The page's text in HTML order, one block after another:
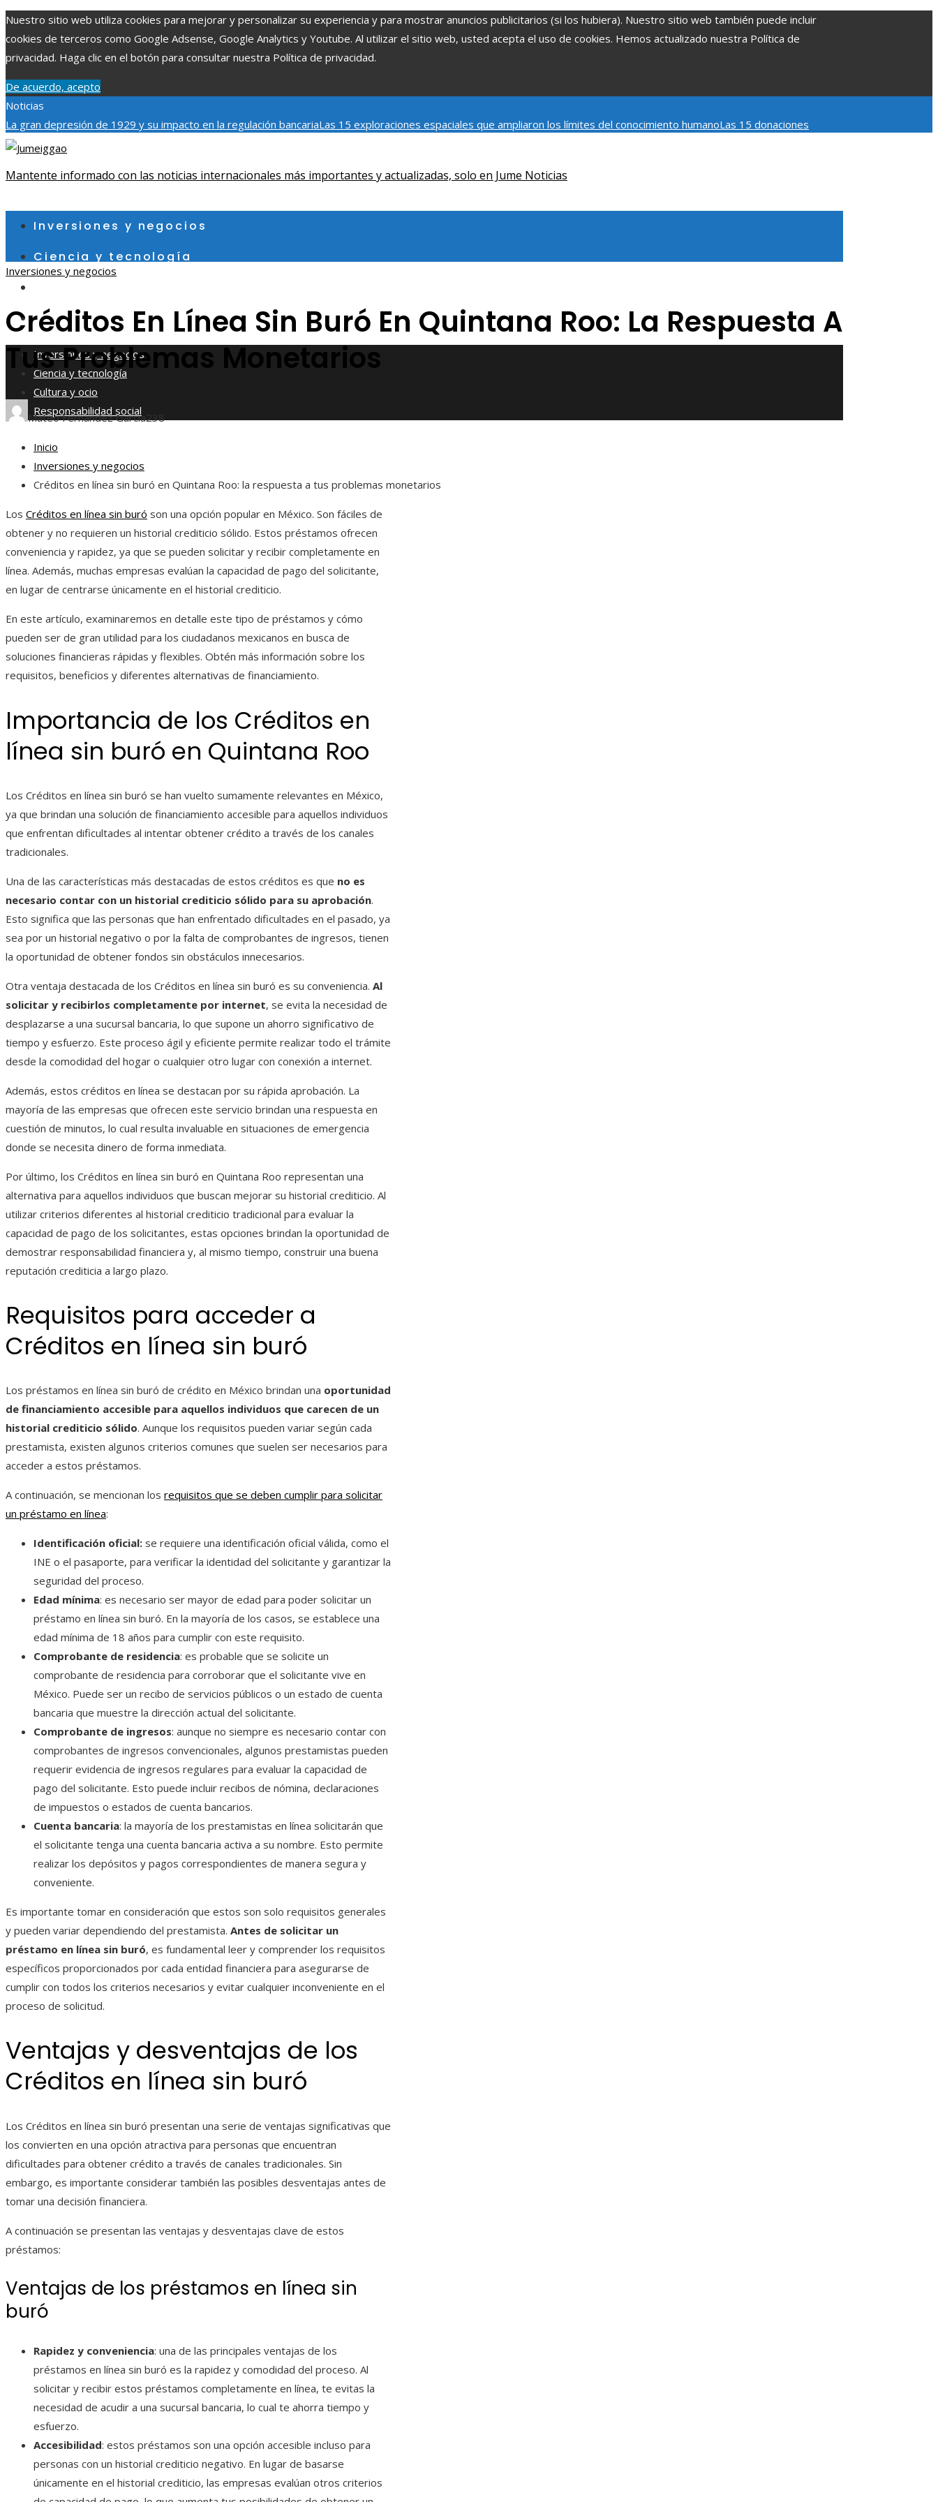
Nuestro sitio web utiliza cookies para mejorar y personalizar su experiencia y para mostrar anuncios publicitarios (si los hubiera). Nuestro sitio web también puede incluir
cookies de terceros como Google Adsense, Google Analytics y Youtube. Al utilizar el sitio web, usted acepta el uso de cookies. Hemos actualizado nuestra Política de
privacidad. Haga clic en el botón para consultar nuestra Política de privacidad.
De acuerdo, acepto
Noticias
La gran depresión de 1929 y su impacto en la regulación bancariaLas 15 exploraciones espaciales que ampliaron los límites del conocimiento humanoLas 15 donaciones
individuales más grandes y su impacto en la ciencia y tecnología
jueves, agosto 6
Mantente informado con las noticias internacionales más importantes y actualizadas, solo en Jume Noticias
Inversiones y negocios
Ciencia y tecnología
Responsabilidad social
Inversiones y negocios
Ciencia y tecnología
Cultura y ocio
Responsabilidad social
Inversiones y negocios
Créditos En Línea Sin Buró En Quintana Roo: La Respuesta A
Tus Problemas Monetarios
Mateo Fernández García238
Inicio
Inversiones y negocios
Créditos en línea sin buró en Quintana Roo: la respuesta a tus problemas monetarios
Los Créditos en línea sin buró son una opción popular en México. Son fáciles de
obtener y no requieren un historial crediticio sólido. Estos préstamos ofrecen
conveniencia y rapidez, ya que se pueden solicitar y recibir completamente en
línea. Además, muchas empresas evalúan la capacidad de pago del solicitante,
en lugar de centrarse únicamente en el historial crediticio.
En este artículo, examinaremos en detalle este tipo de préstamos y cómo
pueden ser de gran utilidad para los ciudadanos mexicanos en busca de
soluciones financieras rápidas y flexibles. Obtén más información sobre los
requisitos, beneficios y diferentes alternativas de financiamiento.
Importancia de los Créditos en
línea sin buró en Quintana Roo
Los Créditos en línea sin buró se han vuelto sumamente relevantes en México,
ya que brindan una solución de financiamiento accesible para aquellos individuos
que enfrentan dificultades al intentar obtener crédito a través de los canales
tradicionales.
Una de las características más destacadas de estos créditos es que no es
necesario contar con un historial crediticio sólido para su aprobación.
Esto significa que las personas que han enfrentado dificultades en el pasado, ya
sea por un historial negativo o por la falta de comprobantes de ingresos, tienen
la oportunidad de obtener fondos sin obstáculos innecesarios.
Otra ventaja destacada de los Créditos en línea sin buró es su conveniencia. Al
solicitar y recibirlos completamente por internet, se evita la necesidad de
desplazarse a una sucursal bancaria, lo que supone un ahorro significativo de
tiempo y esfuerzo. Este proceso ágil y eficiente permite realizar todo el trámite
desde la comodidad del hogar o cualquier otro lugar con conexión a internet.
Además, estos créditos en línea se destacan por su rápida aprobación. La
mayoría de las empresas que ofrecen este servicio brindan una respuesta en
cuestión de minutos, lo cual resulta invaluable en situaciones de emergencia
donde se necesita dinero de forma inmediata.
Por último, los Créditos en línea sin buró en Quintana Roo representan una
alternativa para aquellos individuos que buscan mejorar su historial crediticio. Al
utilizar criterios diferentes al historial crediticio tradicional para evaluar la
capacidad de pago de los solicitantes, estas opciones brindan la oportunidad de
demostrar responsabilidad financiera y, al mismo tiempo, construir una buena
reputación crediticia a largo plazo.
Requisitos para acceder a
Créditos en línea sin buró
Los préstamos en línea sin buró de crédito en México brindan una oportunidad
de financiamiento accesible para aquellos individuos que carecen de un
historial crediticio sólido. Aunque los requisitos pueden variar según cada
prestamista, existen algunos criterios comunes que suelen ser necesarios para
acceder a estos préstamos.
A continuación, se mencionan los requisitos que se deben cumplir para solicitar
un préstamo en línea:
Identificación oficial: se requiere una identificación oficial válida, como el
INE o el pasaporte, para verificar la identidad del solicitante y garantizar la
seguridad del proceso.
Edad mínima: es necesario ser mayor de edad para poder solicitar un
préstamo en línea sin buró. En la mayoría de los casos, se establece una
edad mínima de 18 años para cumplir con este requisito.
Comprobante de residencia: es probable que se solicite un
comprobante de residencia para corroborar que el solicitante vive en
México. Puede ser un recibo de servicios públicos o un estado de cuenta
bancaria que muestre la dirección actual del solicitante.
Comprobante de ingresos: aunque no siempre es necesario contar con
comprobantes de ingresos convencionales, algunos prestamistas pueden
requerir evidencia de ingresos regulares para evaluar la capacidad de
pago del solicitante. Esto puede incluir recibos de nómina, declaraciones
de impuestos o estados de cuenta bancarios.
Cuenta bancaria: la mayoría de los prestamistas en línea solicitarán que
el solicitante tenga una cuenta bancaria activa a su nombre. Esto permite
realizar los depósitos y pagos correspondientes de manera segura y
conveniente.
Es importante tomar en consideración que estos son solo requisitos generales
y pueden variar dependiendo del prestamista. Antes de solicitar un
préstamo en línea sin buró, es fundamental leer y comprender los requisitos
específicos proporcionados por cada entidad financiera para asegurarse de
cumplir con todos los criterios necesarios y evitar cualquier inconveniente en el
proceso de solicitud.
Ventajas y desventajas de los
Créditos en línea sin buró
Los Créditos en línea sin buró presentan una serie de ventajas significativas que
los convierten en una opción atractiva para personas que encuentran
dificultades para obtener crédito a través de canales tradicionales. Sin
embargo, es importante considerar también las posibles desventajas antes de
tomar una decisión financiera.
A continuación se presentan las ventajas y desventajas clave de estos
préstamos:
Ventajas de los préstamos en línea sin
buró
Rapidez y conveniencia: una de las principales ventajas de los
préstamos en línea sin buró es la rapidez y comodidad del proceso. Al
solicitar y recibir estos préstamos completamente en línea, te evitas la
necesidad de acudir a una sucursal bancaria, lo cual te ahorra tiempo y
esfuerzo.
Accesibilidad: estos préstamos son una opción accesible incluso para
personas con un historial crediticio negativo. En lugar de basarse
únicamente en el historial crediticio, las empresas evalúan otros criterios